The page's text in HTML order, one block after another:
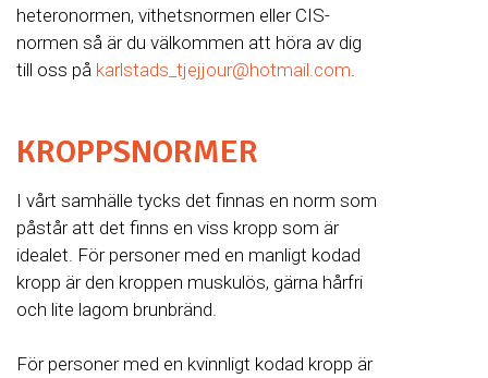
heteronormen, vithetsnormen eller CIS-
normen så är du välkommen att höra av dig
till oss på karlstads_tjejjour@hotmail.com
KROPPSNORMER
I vårt samhälle tycks det finnas en norm som
påstår att det finns en viss kropp som är
idealet. För personer med en manligt kodad
kropp är den kroppen muskulös, gärna hårfri
och lite lagom brunbränd.
För personer med en kvinnligt kodad kropp är